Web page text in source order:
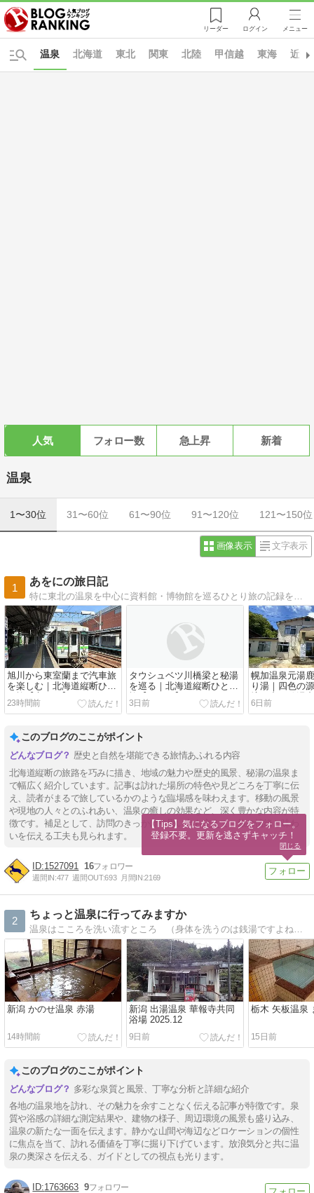
リーダー ログイン メニュー
北海道 東北 関東 北陸 甲信越 東海 近畿
温泉
人気 フォロー数 急上昇 新着
温泉
1〜30位 31〜60位 61〜90位 91〜120位 121〜150位
画像表示 文字表示
1
あをにの旅日記
旭川から東室蘭まで汽車旅
を楽しむ｜北海道縦断ひと
り旅【六日目】
23時間前
タウシュベツ川橋梁と秘湯
を巡る｜北海道縦断ひとり
旅【五日目】
3日前
幌加温泉元湯
り湯｜四色の
境の中の秘湯
6日前
このブログのここがポイント
歴史と自然を堪能できる旅情あふれる内容
北海道縦断の旅路を巧みに描き、地域の魅力や歴史的風景、秘湯の温泉ま
で幅広く紹介しています。記事は訪れた場所の特色や見どころを丁寧に伝
え、読者がまるで旅しているかのような臨場感を味わえます。移動の風景
や現地の人々とのふれあい、温泉の癒しの効果など、深く豊かな内容が特
徴です。補足として、訪問のきっかけや思い出も交えて、旅の情緒と味わ
いを伝える工夫も見られます。
1527091 16
週間IN:477 週間OUT:693 月間IN:2169
2
ちょっと温泉に行ってみますか
温泉はこころを洗い流すところ （身体を洗うのは銭湯ですよね。）こころを穏やかにするために巡った全国各地の温泉、町並み、風景を紹介します。
新潟 かのせ温泉 赤湯
14時間前
新潟 出湯温泉 華報寺共同
浴場 2025.12
9日前
栃木 矢板温泉
15日前
このブログのここがポイント
多彩な泉質と風景、丁寧な分析と詳細な紹介
各地の温泉地を訪れ、その魅力を余すことなく伝える記事が特徴です。泉
質や浴感の詳細な測定結果や、建物の様子、周辺環境の風景も盛り込み、
温泉の新たな一面を伝えます。静かな山間や海辺などロケーションの個性
に焦点を当て、訪れる価値を丁寧に掘り下げています。放浪気分と共に温
泉の奥深さを伝える、ガイドとしての視点も光ります。
1763663 9
【Tips】気になるブログをフォロー。
登録不要。更新を逃さずキャッチ！
閉じる